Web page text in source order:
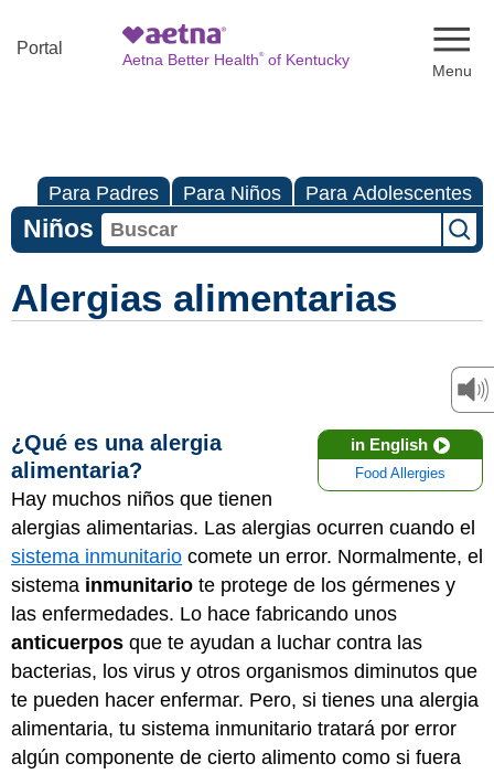
Portal
Aetna Better Health®of Kentucky
Para Padres Para Niños Para Adolescentes
Niños
Alergias alimentarias
in English
Food Allergies
¿Qué es una alergia
alimentaria?
Hay muchos niños que tienen
alergias alimentarias. Las alergias ocurren cuando el
sistema inmunitario comete un error. Normalmente, el
sistema inmunitario te protege de los gérmenes y
las enfermedades. Lo hace fabricando unos
anticuerpos que te ayudan a luchar contra las
bacterias, los virus y otros organismos diminutos que
te pueden hacer enfermar. Pero, si tienes una alergia
alimentaria, tu sistema inmunitario tratará por error
algún componente de cierto alimento como si fuera